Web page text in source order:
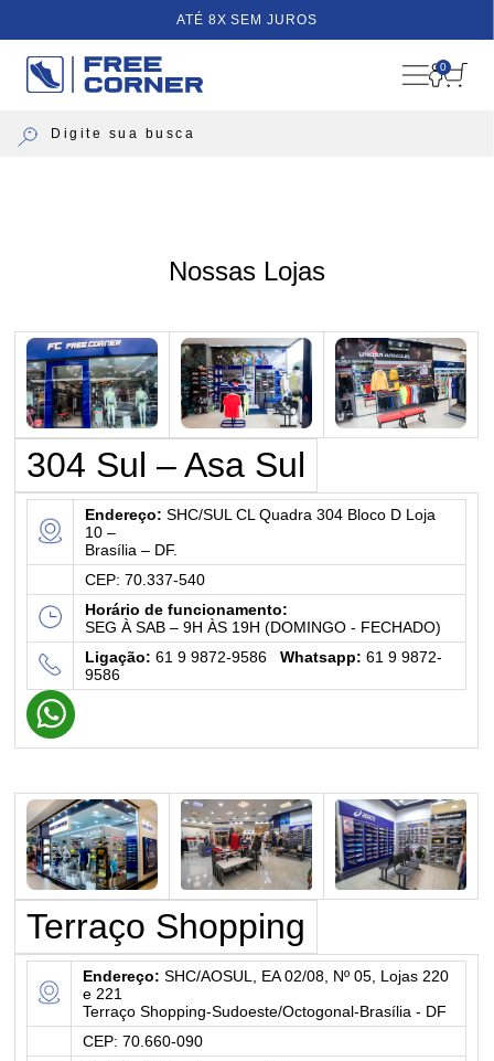
ATÉ 8X SEM JUROS
0
Nossas Lojas
304 Sul – Asa Sul
Endereço: SHC/SUL CL Quadra 304 Bloco D Loja
10 –
Brasília – DF.
CEP: 70.337-540
Horário de funcionamento:
SEG À SAB – 9H ÀS 19H (DOMINGO - FECHADO)
Ligação: 61 9 9872-9586Whatsapp: 61 9 9872-
9586
Terraço Shopping
Endereço: SHC/AOSUL, EA 02/08, Nº 05, Lojas 220
e 221
Terraço Shopping-Sudoeste/Octogonal-Brasília - DF
CEP: 70.660-090